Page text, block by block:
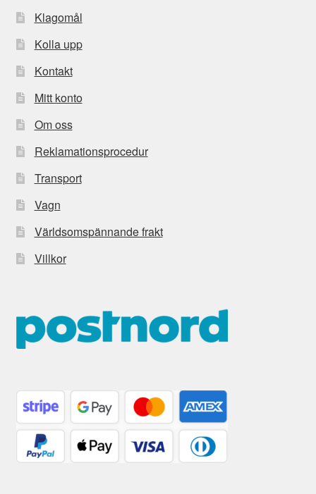
Klagomål
Kolla upp
Kontakt
Mitt konto
Om oss
Reklamationsprocedur
Transport
Vagn
Världsomspännande frakt
Villkor